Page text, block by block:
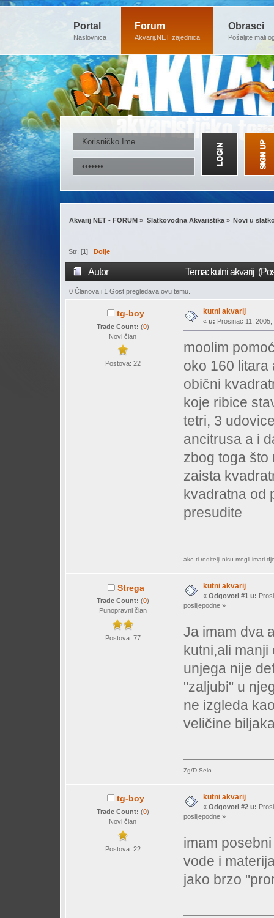
Portal
Naslovnica
Forum
Akvarij.NET zajednica
Obrasci
Pošaljite mali
Akvarij NET - FORUM » Slatkovodna Akvaristika» Novi u
Str: [1] Dolje
Autor Tema: kutni akvarij
0 Članova i 1 Gost pregledava ovu temu.
tg-boy
Trade Count: (0)
Novi član
Postova: 22
kutni akvarij
« u: Prosinac 11,
moolim
oko 160 litara
obični
koje ribice
tetri, 3
ancitrusa a i
zbog toga što
zaista
kvadratna od
presudite
ako ti roditelji nisu mogli imati
Strega
Trade Count: (0)
Punopravni član
Postova: 77
kutni akvarij
« Odgovori #1 u:
poslijepodne »
Ja imam dva
kutni,ali
unjega nije
"zaljubi" u
ne izgleda
veličine
Zg/D.Selo
tg-boy
Trade Count: (0)
Novi član
Postova: 22
kutni akvarij
« Odgovori #2 u:
poslijepodne »
imam
vode i
jako brzo